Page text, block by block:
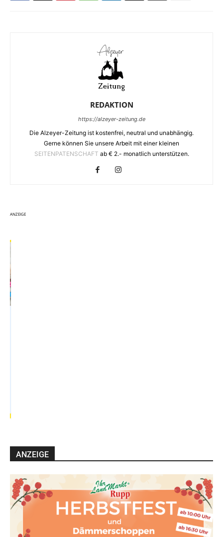
REDAKTION
https://alzeyer-zeitung.de
Die Alzeyer-Zeitung ist kostenfrei, neutral und unabhängig.
Gerne können Sie unsere Arbeit mit einer kleinen
SEITENPATENSCHAFT ab € 2.- monatlich unterstützen.
ANZEIGE
ANZEIGE